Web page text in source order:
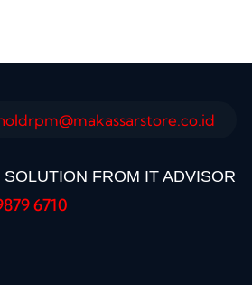
SOLUTION FROM IT ADVISOR
6710